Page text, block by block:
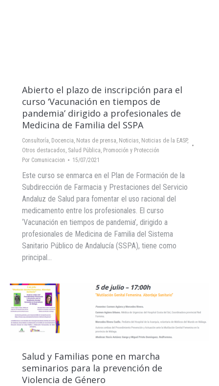
Abierto el plazo de inscripción para el
curso ‘Vacunación en tiempos de
pandemia’ dirigido a profesionales de
Medicina de Familia del SSPA
Consultoría, Docencia, Notas de prensa, Noticias, Noticias de la EASP,
Otros destacados, Salud Pública, Promoción y Protección
Por Comunicacion 15/07/2021
Este curso se enmarca en el Plan de Formación de la
Subdirección de Farmacia y Prestaciones del Servicio
Andaluz de Salud para fomentar el uso racional del
medicamento entre los profesionales. El curso
‘Vacunación en tiempos de pandemia’, dirigido a
profesionales de Medicina de Familia del Sistema
Sanitario Público de Andalucía (SSPA), tiene como
principal…
Salud y Familias pone en marcha
seminarios para la prevención de
Violencia de Género